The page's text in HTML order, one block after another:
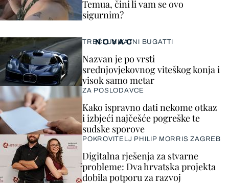
Temua, čini li vam se ovo
sigurnim?
NOVAC
TREĆI UNIKATNI BUGATTI
Nazvan je po vrsti
srednjovjekovnog viteškog konja i
visok samo metar
ZA POSLODAVCE
Kako ispravno dati nekome otkaz
i izbjeći najčešće pogreške te
sudske sporove
POKROVITELJ PHILIP MORRIS ZAGREB
Digitalna rješenja za stvarne
probleme: Dva hrvatska projekta
dobila potporu za razvoj